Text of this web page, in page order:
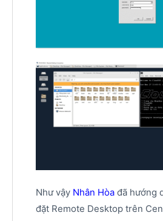
Như vậy Nhân Hòa đã hướng
đặt Remote Desktop trên